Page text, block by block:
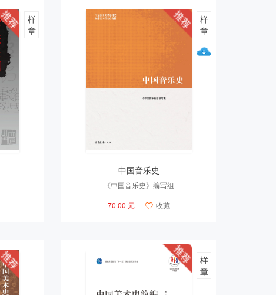
样
章
中国音乐史
《中国音乐史》编写组
70.00 元
 收藏
样
章
样
章